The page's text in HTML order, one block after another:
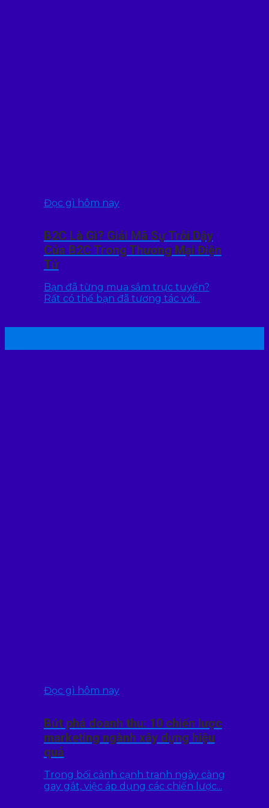
Đọc gì hôm nay
B2C Là Gì? Giải Mã Sự Trỗi Dậy
Của B2C Trong Thương Mại Điện
Tử
Bạn đã từng mua sắm trực tuyến?
Rất có thể bạn đã tương tác với...
Đọc gì hôm nay
Bứt phá doanh thu: 10 chiến lược
marketing ngành xây dựng hiệu
quả
Trong bối cảnh cạnh tranh ngày càng
gay gắt, việc áp dụng các chiến lược...